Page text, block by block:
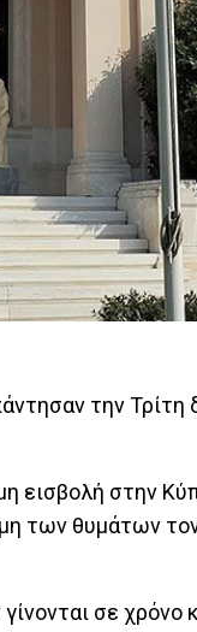
την
εισβολή στην
των θυμάτων
σε χρόνο